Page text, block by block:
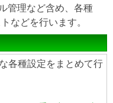
管理など含め、各種
などを行います。
各種設定をまとめて行